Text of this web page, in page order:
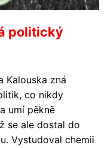
politický
Kalouska zná
co nikdy
umí pěkně
se ale dostal do
Vystudoval chemii